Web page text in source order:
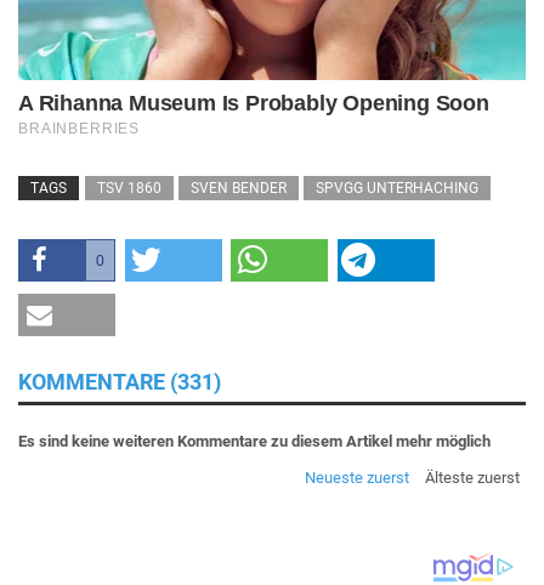
TAGS TSV 1860 SVEN BENDER SPVGG UNTERHACHING
0
KOMMENTARE (331)
Es sind keine weiteren Kommentare zu diesem Artikel mehr möglich
Neueste zuerst
Älteste zuerst